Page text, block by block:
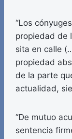
“Los
propiedad de
sita en calle
propiedad
de la parte
actualidad,
“De mutuo
sentencia